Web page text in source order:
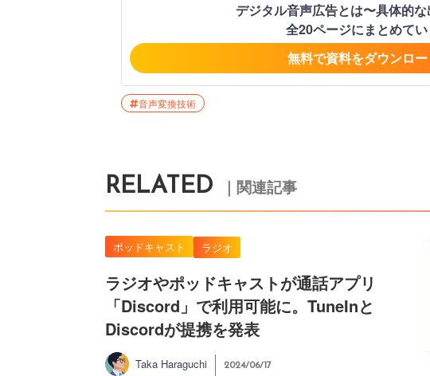
デジタル音声広告とは〜具体的な
全20ページにまとめてい
無料で資料をダウンロ
音声変換技術
RELATED ｜関連記事
ポッドキャスト ラジオ
ラジオやポッドキャストが通話アプリ
「Discord」で利用可能に。TuneInと
Discordが提携を発表
Taka Haraguchi 2024/06/17